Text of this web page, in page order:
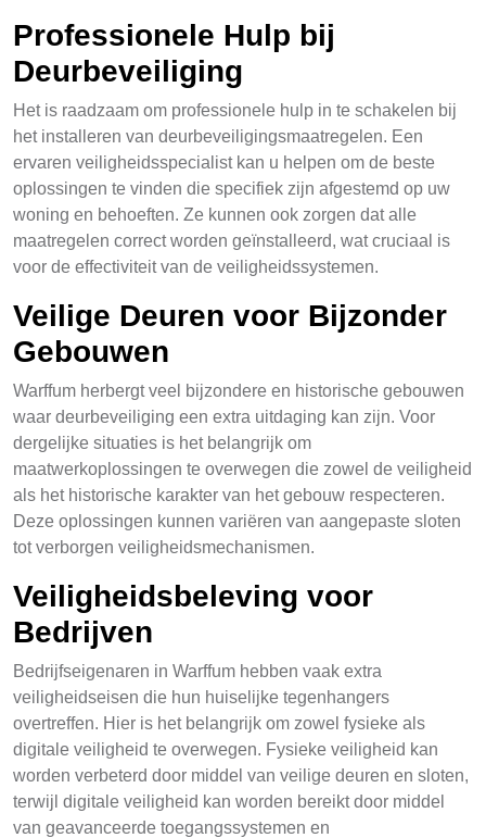
Professionele Hulp bij
Deurbeveiliging
Het is raadzaam om professionele hulp in te schakelen bij
het installeren van deurbeveiligingsmaatregelen. Een
ervaren veiligheidsspecialist kan u helpen om de beste
oplossingen te vinden die specifiek zijn afgestemd op uw
woning en behoeften. Ze kunnen ook zorgen dat alle
maatregelen correct worden geïnstalleerd, wat cruciaal is
voor de effectiviteit van de veiligheidssystemen.
Veilige Deuren voor Bijzonder
Gebouwen
Warffum herbergt veel bijzondere en historische gebouwen
waar deurbeveiliging een extra uitdaging kan zijn. Voor
dergelijke situaties is het belangrijk om
maatwerkoplossingen te overwegen die zowel de veiligheid
als het historische karakter van het gebouw respecteren.
Deze oplossingen kunnen variëren van aangepaste sloten
tot verborgen veiligheidsmechanismen.
Veiligheidsbeleving voor
Bedrijven
Bedrijfseigenaren in Warffum hebben vaak extra
veiligheidseisen die hun huiselijke tegenhangers
overtreffen. Hier is het belangrijk om zowel fysieke als
digitale veiligheid te overwegen. Fysieke veiligheid kan
worden verbeterd door middel van veilige deuren en sloten,
terwijl digitale veiligheid kan worden bereikt door middel
van geavanceerde toegangssystemen en